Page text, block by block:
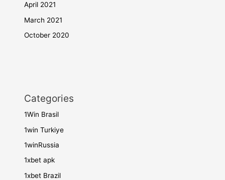
April 2021
March 2021
October 2020
Categories
1Win Brasil
1win Turkiye
1winRussia
1xbet apk
1xbet Brazil